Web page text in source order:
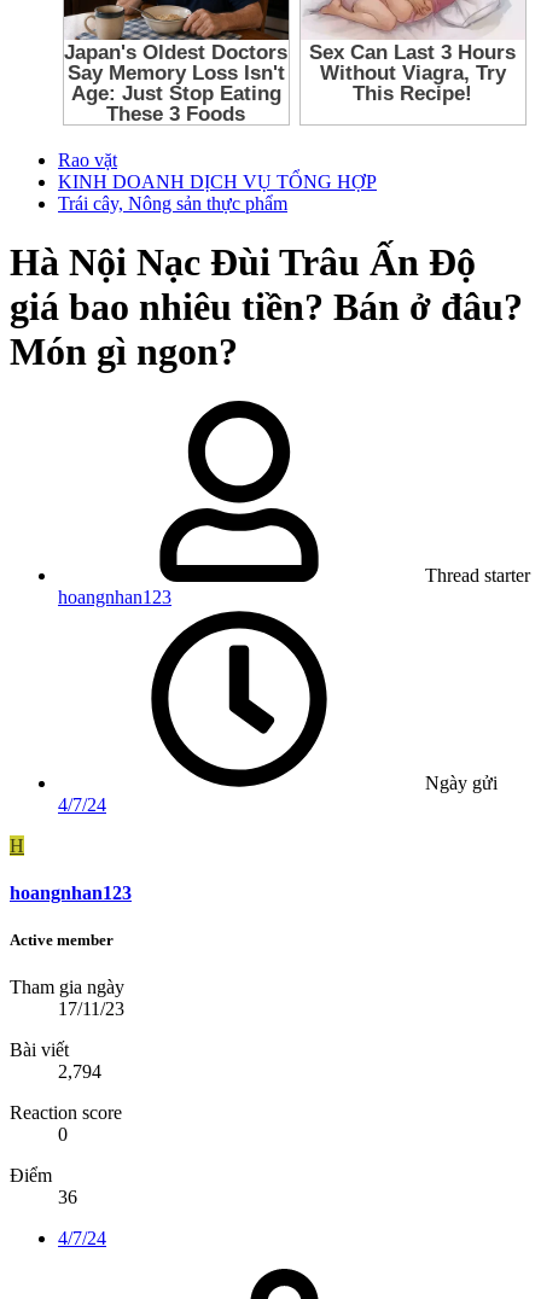
Rao vặt
KINH DOANH DỊCH VỤ TỔNG HỢP
Trái cây, Nông sản thực phẩm
Hà Nội Nạc Đùi Trâu Ấn Độ
giá bao nhiêu tiền? Bán ở đâu?
Món gì ngon?
Thread starter
hoangnhan123
Ngày gửi
4/7/24
H
hoangnhan123
Active member
Tham gia ngày
17/11/23
Bài viết
2,794
Reaction score
0
Điểm
36
4/7/24